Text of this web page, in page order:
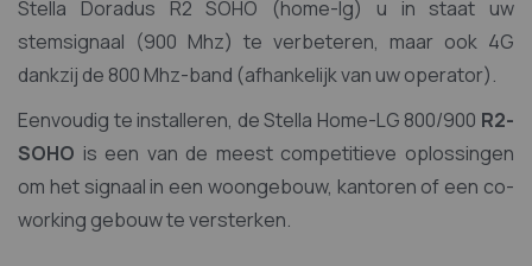
Stella Doradus R2 SOHO (home-lg) u in staat uw
stemsignaal (900 Mhz) te verbeteren, maar ook 4G
dankzij de 800 Mhz-band (afhankelijk van uw operator).
Eenvoudig te installeren, de Stella Home-LG 800/900 R2-
SOHO is een van de meest competitieve oplossingen
om het signaal in een woongebouw, kantoren of een co-
working gebouw te versterken.